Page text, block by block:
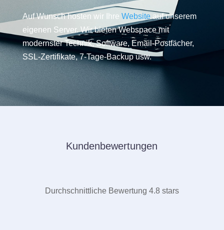
Auf Wunsch hosten wir Ihre Websiteauf unserem
eigenen Server. Wir bieten Webspace mit
modernster Technik, Software, Email-Postfächer,
SSL-Zertifikate, 7-Tage-Backup usw.
Kundenbewertungen
Durchschnittliche Bewertung 4.8 stars